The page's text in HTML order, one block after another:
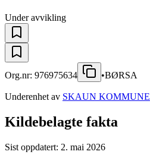
Under avvikling
Org.nr: 976975634 •BØRSA
Underenhet av SKAUN KOMMUNE
Kildebelagte fakta
Sist oppdatert: 2. mai 2026